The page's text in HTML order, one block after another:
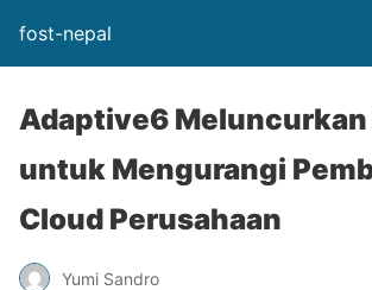
fost-nepal
Adaptive6 Meluncurkan
untuk Mengurangi
Cloud Perusahaan
Yumi Sandro